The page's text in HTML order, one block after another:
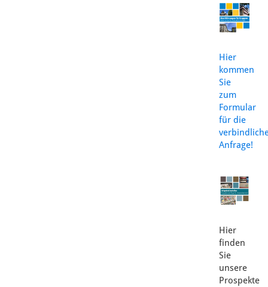
Hier
kommen
Sie
zum
Formular
für die
Anfrage!
Hier
finden
Sie
unsere
Prospekte